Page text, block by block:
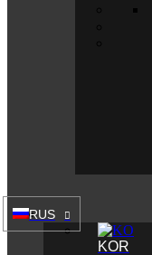
RUS
KOR